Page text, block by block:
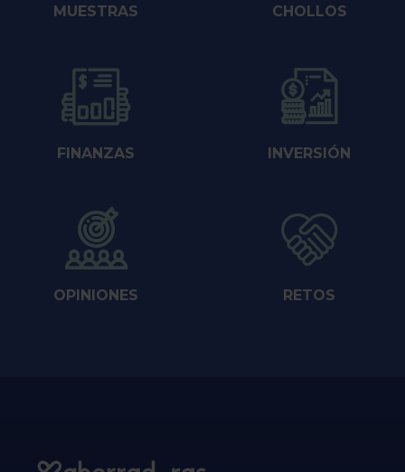
MUESTRAS CHOLLOS
FINANZAS INVERSIÓN
OPINIONES RETOS